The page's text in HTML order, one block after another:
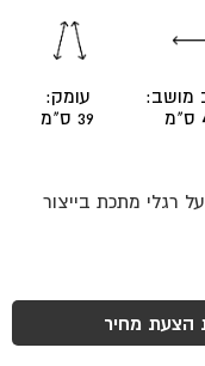
מושב:
עומק:
39 ס"מ
רגלי מתכת בייצור
הצעת מחיר